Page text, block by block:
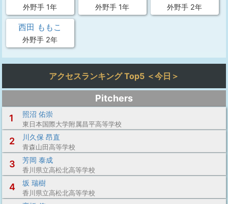
外野手 1年 外野手 1年 外野手 2年
西田 ももこ
外野手 2年
アクセスランキング Top5 ＜今日＞
Pitchers
1
照沼 佑崇
東日本国際大学附属昌平高等学校
2 川久保 昂直
青森山田高等学校
3 芳岡 泰成
香川県立高松北高等学校
4 坂 瑞樹
香川県立高松北高等学校